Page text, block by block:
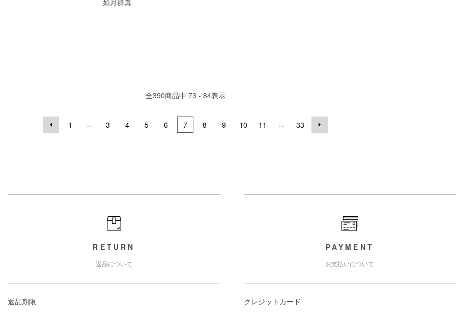
如月群真
全390商品中 73 - 84表示
1 ... 3 4 5 6 7 8 9 10 11 ... 33
RETURN
返品について
返品期限
PAYMENT
お支払いについて
クレジットカード